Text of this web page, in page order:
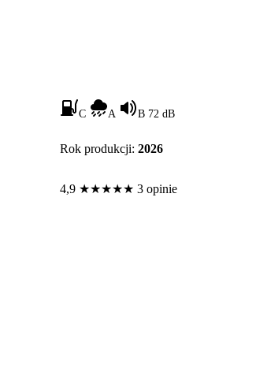
C A B 72 dB
Rok produkcji: 2026
4,9 ★★★★★ 3 opinie